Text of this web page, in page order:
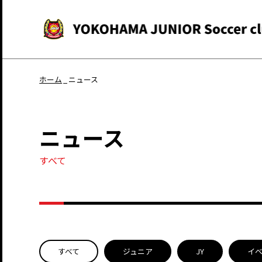
ホーム ニュース
ニュース
すべて
すべて ジュニア JY イ